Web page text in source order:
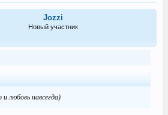
Jozzi
Новый участник
любовь навсегда)